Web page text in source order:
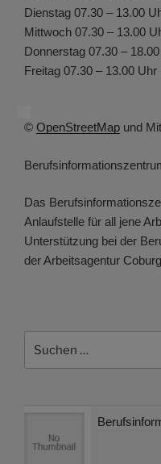
Dienstag 07.30 – 13.00
Mittwoch 07.30 – 13.00
Donnerstag 07.30 –
Freitag 07.30 – 13.00 Uhr
© OpenStreetMap und
Das
Anlaufstelle für all jene
Unterstützung bei der
der Arbeitsagentur
nach: